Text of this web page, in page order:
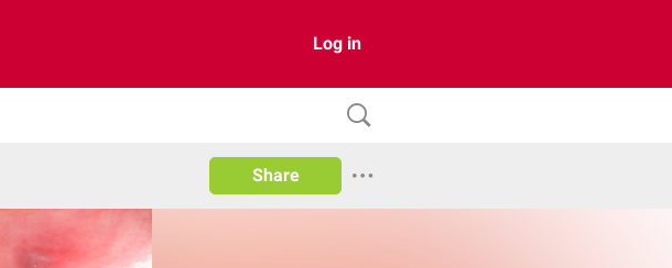
Log in
Share